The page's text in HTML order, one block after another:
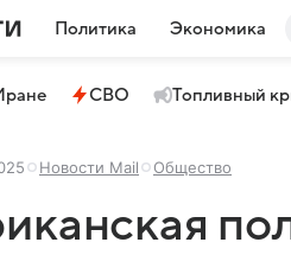
Политика Экономика
СВО Топливный
Новости Mail Общество